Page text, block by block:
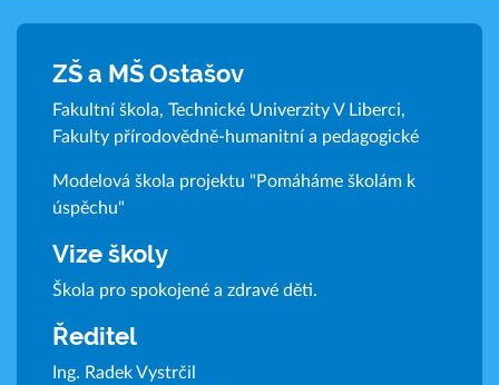
ZŠ a MŠ Ostašov
Fakultní škola, Technické Univerzity V Liberci,
Fakulty přírodovědně-humanitní a pedagogické
Modelová škola projektu "Pomáháme školám k
úspěchu"
Vize školy
Škola pro spokojené a zdravé děti.
Ředitel
Ing. Radek Vystrčil